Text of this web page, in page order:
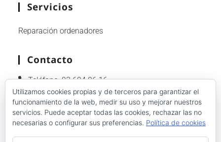
Servicios
Reparación ordenadores
Contacto
Teléfono:93 694 06 16
Whatsapp:601 92 86 89
Email:info@reparacion-ordenadores-
barcelona.com
Utilizamos cookies propias y de terceros para garantizar el
funcionamiento de la web, medir su uso y mejorar nuestros
servicios. Puede aceptar todas las cookies, rechazar las no
necesarias o configurar sus preferencias. Política de cookies